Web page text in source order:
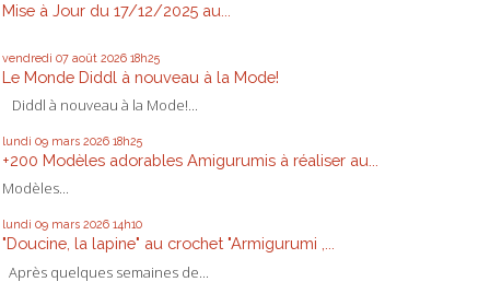
Mise à Jour du 17/12/2025 au...
vendredi 07 août 2026 18h25
Le Monde Diddl à nouveau à la Mode!
Diddl à nouveau à la Mode!...
lundi 09 mars 2026 18h25
+200 Modèles adorables Amigurumis à réaliser au...
Modèles...
lundi 09 mars 2026 14h10
"Doucine, la lapine" au crochet "Armigurumi ,...
Après quelques semaines de...